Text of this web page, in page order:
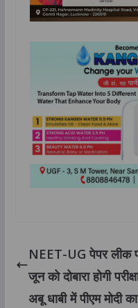
NEET-UG पेपर लीक
जून को दोबारा होगी
अबू धाबी में पीएम मोदी